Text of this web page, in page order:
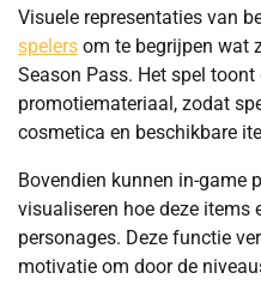
Visuele representaties van
spelers om te begrijpen wat
Season Pass. Het spel
promotiemateriaal, zodat
cosmetica en beschikbare
Bovendien kunnen in-game
visualiseren hoe deze items
personages. Deze functie
motivatie om door de